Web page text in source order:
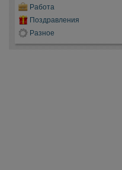
Работа
Поздравления
Разное